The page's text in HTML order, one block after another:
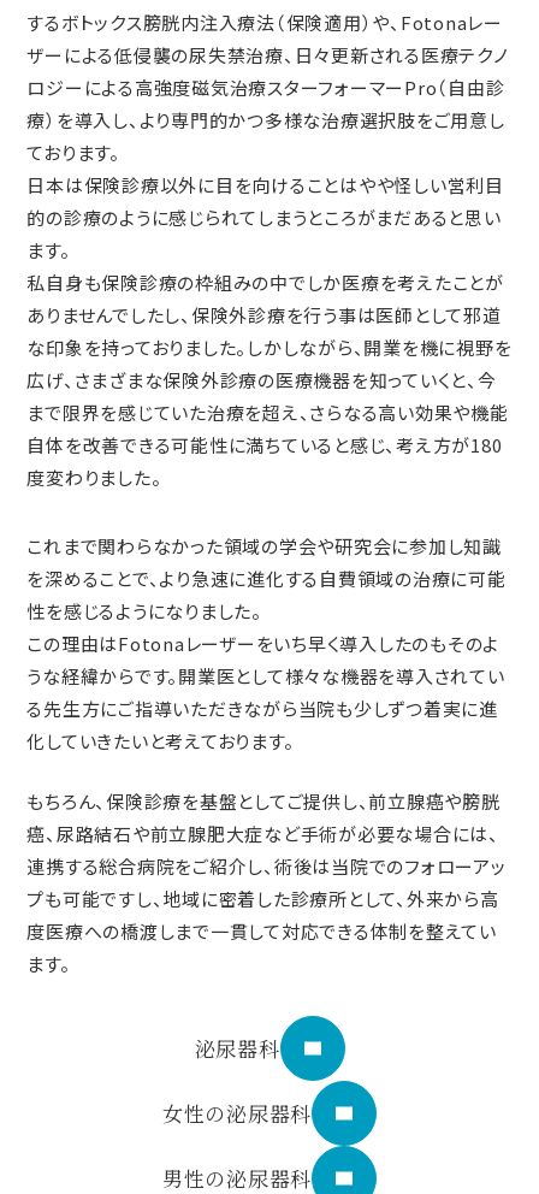
するボトックス膀胱内注入療法（保険適用）や、Fotonaレー
ザーによる低侵襲の尿失禁治療、日々更新される医療テクノ
ロジーによる高強度磁気治療スターフォーマーPro（自由診
療）を導入し、より専門的かつ多様な治療選択肢をご用意し
ております。
日本は保険診療以外に目を向けることはやや怪しい営利目
的の診療のように感じられてしまうところがまだあると思い
ます。
私自身も保険診療の枠組みの中でしか医療を考えたことが
ありませんでしたし、保険外診療を行う事は医師として邪道
な印象を持っておりました。しかしながら、開業を機に視野を
広げ、さまざまな保険外診療の医療機器を知っていくと、今
まで限界を感じていた治療を超え、さらなる高い効果や機能
自体を改善できる可能性に満ちていると感じ、考え方が180
度変わりました。
これまで関わらなかった領域の学会や研究会に参加し知識
を深めることで、より急速に進化する自費領域の治療に可能
性を感じるようになりました。
この理由はFotonaレーザーをいち早く導入したのもそのよ
うな経緯からです。開業医として様々な機器を導入されてい
る先生方にご指導いただきながら当院も少しずつ着実に進
化していきたいと考えております。
もちろん、保険診療を基盤としてご提供し、前立腺癌や膀胱
癌、尿路結石や前立腺肥大症など手術が必要な場合には、
連携する総合病院をご紹介し、術後は当院でのフォローアッ
プも可能ですし、地域に密着した診療所として、外来から高
度医療への橋渡しまで一貫して対応できる体制を整えてい
ます。
泌尿器科
女性の泌尿器科
男性の泌尿器科